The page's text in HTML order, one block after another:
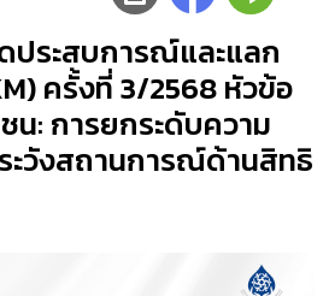
ประสบการณ์และแลก
ครั้งที่ 3/2568 หัวข้อ
: การยกระดับความ
ะวังสถานการณ์ด้านสิทธิ